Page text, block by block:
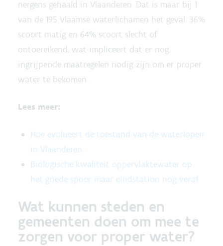
nergens gehaald in Vlaanderen. Dat is maar bij 1
van de 195 Vlaamse waterlichamen het geval. 36%
scoort matig en 64% scoort slecht of
ontoereikend, wat impliceert dat er nog
ingrijpende maatregelen nodig zijn om er proper
water te bekomen.
Lees meer:
Hoe evolueert de toestand van de waterlopen
in Vlaanderen
Biologische kwaliteit oppervlaktewater op
het goede spoor maar eindstation nog veraf
Wat kunnen steden en
gemeenten doen om mee te
zorgen voor proper water?